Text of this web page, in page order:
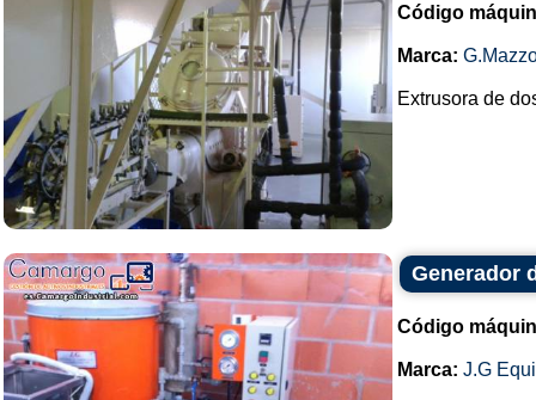
Código
Marca:
Extrusora de
Generador
Código
Marca: J.G